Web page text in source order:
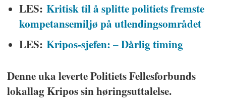
LES: Kritisk til å splitte politiets fremste
kompetansemiljø på utlendingsområdet
LES: Kripos-sjefen: – Dårlig timing
Denne uka leverte Politiets Fellesforbunds
lokallag Kripos sin høringsuttalelse.